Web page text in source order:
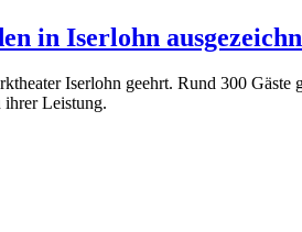
in Iserlohn
Iserlohn geehrt. Rund 300 Gäste
ihrer Leistung.